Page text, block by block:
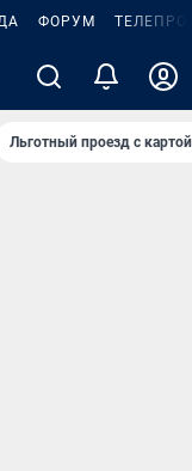
ФОРУМ
Льготный проезд с